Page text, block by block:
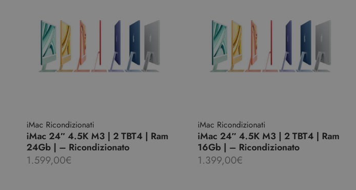
iMac Ricondizionati
iMac 24″ 4.5K M3 | 2 TBT4 | Ram
24Gb | – Ricondizionato
1.599,00€
iMac Ricondizionati
iMac 24″ 4.5K M3 | 2 TBT4 | Ram
16Gb | – Ricondizionato
1.399,00€